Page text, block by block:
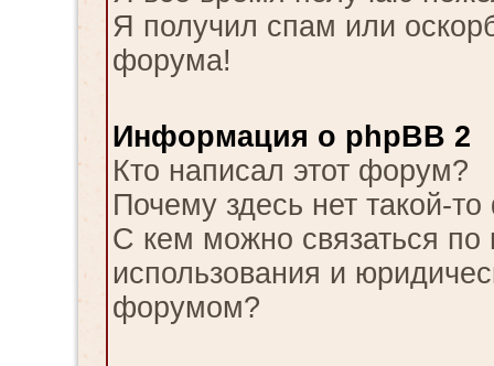
Я получил спам или
форума!
Информация о phpBB 2
Кто написал этот форум?
Почему здесь нет такой-
С кем можно связаться по
использования и
форумом?